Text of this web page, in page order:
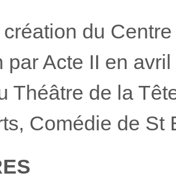
du
par Acte II en
Théâtre de la
Comédie de